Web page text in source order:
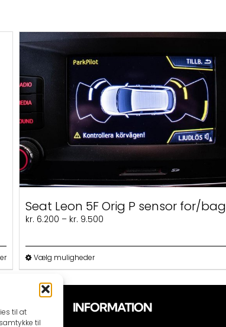
til at
til
Seat Leon 5F Orig P sensor for/bag
kr. 6.200 – kr. 9.500
Vælg mulighederDette
vare
varianter.
INFORMATION